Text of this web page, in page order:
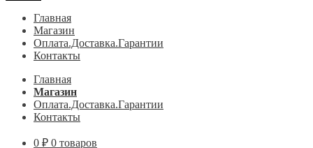
Главная
Магазин
Оплата.Доставка.Гарантии
Контакты
Главная
Магазин
Оплата.Доставка.Гарантии
Контакты
0 ₽ 0 товаров